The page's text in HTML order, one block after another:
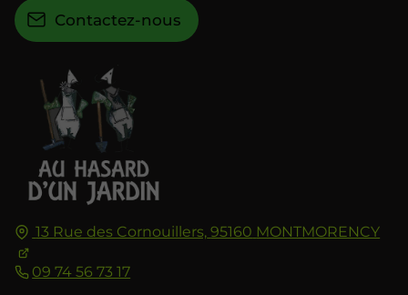
13 Rue des Cornouillers, 95160 MONTMORENCY
09 74 56 73 17
Contactez-nous